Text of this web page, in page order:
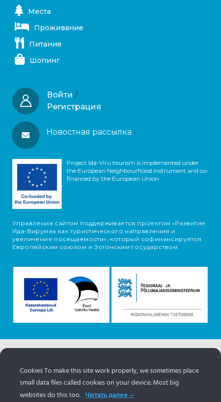
Места
Проживание
Питание
Шопинг
Войти /
Регистрация
Новостная рассылка
Project Ida-Viru tourism is implemented under
the European Neighbourhood Instrument and co-
financed by the European Union
Управление сайтом поддерживается проектом «Развитие
Ида-Вирумаа как туристического направления и
увеличение посещаемости», который софинансируется
Европейским союзом и Эстонским государством
портала Эстонии.www.puhkaeestis.ee
Cookies To make this site work properly, we sometimes place
small data files called cookies on your device. Most big
websites do this too.
Читать далее